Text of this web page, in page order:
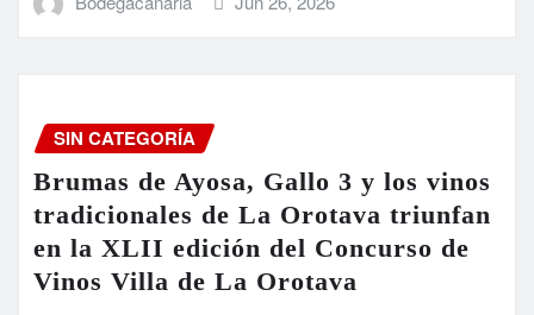
SIN CATEGORÍA
Brumas de Ayosa, Gallo 3 y los vinos
tradicionales de La Orotava triunfan
en la XLII edición del Concurso de
Vinos Villa de La Orotava